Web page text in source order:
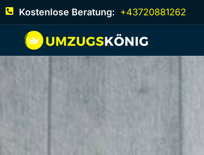
Kostenlose Beratung: +43720881262